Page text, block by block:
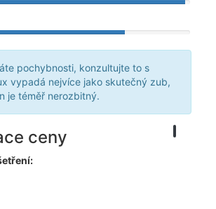
pochybnosti, konzultujte to s
vypadá nejvíce jako skutečný zub,
je téměř nerozbitný.
ceny